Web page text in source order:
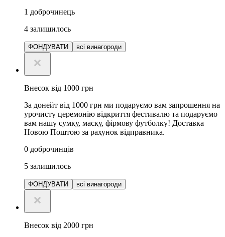
1 доброчинець
4 залишилось
ФОНДУВАТИ всі винагороди
Внесок від 1000 грн
За донейт від 1000 грн ми подаруємо вам запрошення на
урочисту церемонію відкриття фестивалю та подаруємо
вам нашу сумку, маску, фірмову футболку! Доставка
Новою Поштою за рахунок відправника.
0 доброчинців
5 залишилось
ФОНДУВАТИ всі винагороди
Внесок від 2000 грн